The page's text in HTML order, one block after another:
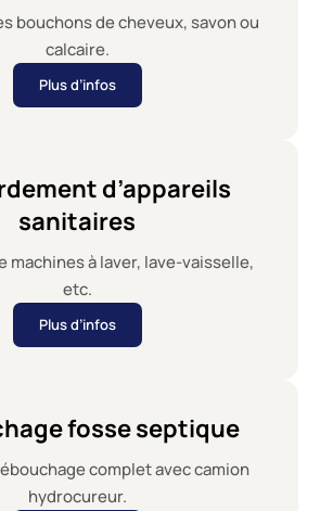
bouchons de cheveux, savon ou
calcaire.
Plus d’infos
d’appareils
sanitaires
machines à laver, lave-vaisselle,
etc.
Plus d’infos
fosse septique
complet avec camion
hydrocureur.